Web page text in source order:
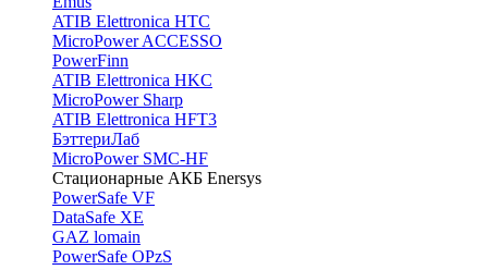
ATIB Elettronica HTC
MicroPower ACCESSO
PowerFinn
ATIB Elettronica HKC
MicroPower Sharp
ATIB Elettronica HFT3
БэттериЛаб
MicroPower SMC-HF
Стационарные АКБ Enersys
PowerSafe VF
DataSafe XE
GAZ lomain
PowerSafe OPzS